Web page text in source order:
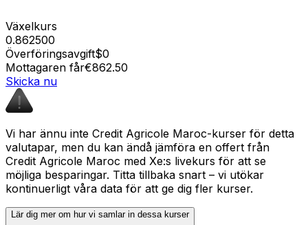
Växelkurs
0.862500
Överföringsavgift$0
Mottagaren får€862.50
Skicka nu
Vi har ännu inte Credit Agricole Maroc-kurser för detta
valutapar, men du kan ändå jämföra en offert från
Credit Agricole Maroc med Xe:s livekurs för att se
möjliga besparingar. Titta tillbaka snart – vi utökar
kontinuerligt våra data för att ge dig fler kurser.
Lär dig mer om hur vi samlar in dessa kurser